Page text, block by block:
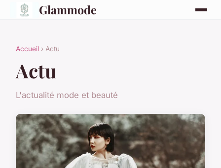
Glammode
Accueil › Actu
Actu
L'actualité mode et beauté